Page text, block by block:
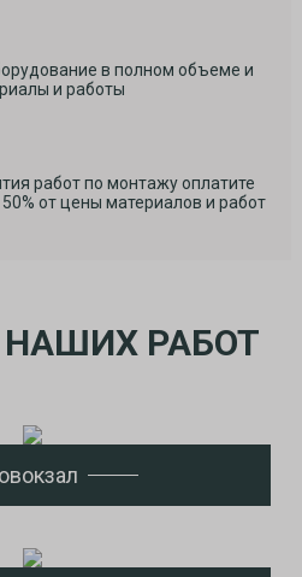
в полном объеме и
и работы
работ по монтажу оплатите
от цены материалов и работ
РАБОТ